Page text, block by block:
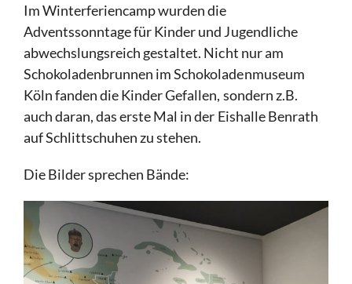
Im Winterferiencamp wurden die
Adventssonntage für Kinder und Jugendliche
abwechslungsreich gestaltet. Nicht nur am
Schokoladenbrunnen im Schokoladenmuseum
Köln fanden die Kinder Gefallen, sondern z.B.
auch daran, das erste Mal in der Eishalle Benrath
auf Schlittschuhen zu stehen.
Die Bilder sprechen Bände: